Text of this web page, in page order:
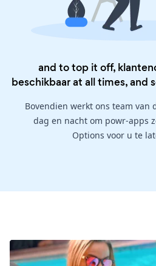
and to top it off,
beschikbaar at all times, and
Bovendien werkt ons team van
dag en nacht om powr-apps
Options voor u te